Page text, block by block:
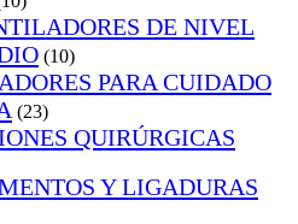
DE NIVEL
(10)
PARA CUIDADO
(23)
QUIRÚRGICAS
Y LIGADURAS